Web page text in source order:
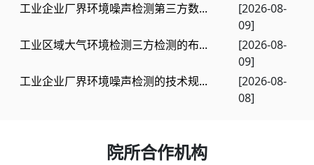
工业企业厂界环境噪声检测第三方数...
[2026-08-
09]
工业区域大气环境检测三方检测的布...
[2026-08-
09]
工业企业厂界环境噪声检测的技术规...
[2026-08-
08]
院所合作机构